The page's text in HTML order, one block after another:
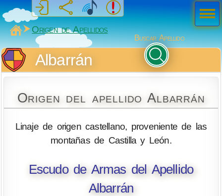
MiSabueso
Origen de Apellidos
Buscar Apellido
Albarrán
Origen del apellido Albarrán
Linaje de origen castellano, proveniente de las
montañas de Castilla y León.
Escudo de Armas del Apellido
Albarrán
Men
ú